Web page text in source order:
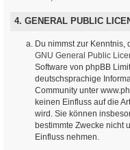
4. GENERAL PUBLIC
Du nimmst zur Kenntnis,
GNU General Public
Software von phpBB
deutschsprachige
Community unter
keinen Einfluss auf die
wird. Sie können
bestimmte Zwecke nicht
Einfluss nehmen.